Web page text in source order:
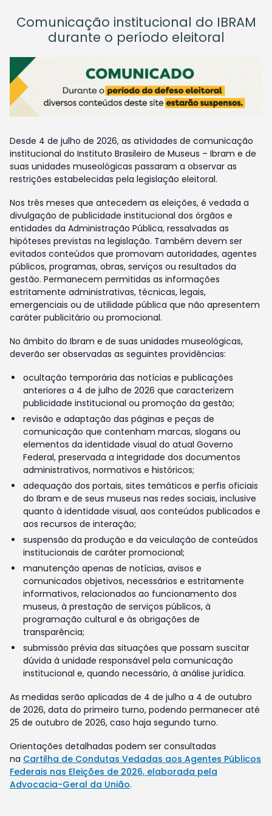
Comunicação institucional do IBRAM
durante o período eleitoral
Desde 4 de julho de 2026, as atividades de comunicação
institucional do Instituto Brasileiro de Museus – Ibram e de
suas unidades museológicas passaram a observar as
restrições estabelecidas pela legislação eleitoral.
Nos três meses que antecedem as eleições, é vedada a
divulgação de publicidade institucional dos órgãos e
entidades da Administração Pública, ressalvadas as
hipóteses previstas na legislação. Também devem ser
evitados conteúdos que promovam autoridades, agentes
públicos, programas, obras, serviços ou resultados da
gestão. Permanecem permitidas as informações
estritamente administrativas, técnicas, legais,
emergenciais ou de utilidade pública que não apresentem
caráter publicitário ou promocional.
No âmbito do Ibram e de suas unidades museológicas,
deverão ser observadas as seguintes providências:
ocultação temporária das notícias e publicações
anteriores a 4 de julho de 2026 que caracterizem
publicidade institucional ou promoção da gestão;
revisão e adaptação das páginas e peças de
comunicação que contenham marcas, slogans ou
elementos da identidade visual do atual Governo
Federal, preservada a integridade dos documentos
administrativos, normativos e históricos;
adequação dos portais, sites temáticos e perfis oficiais
do Ibram e de seus museus nas redes sociais, inclusive
quanto à identidade visual, aos conteúdos publicados e
aos recursos de interação;
suspensão da produção e da veiculação de conteúdos
institucionais de caráter promocional;
manutenção apenas de notícias, avisos e
comunicados objetivos, necessários e estritamente
informativos, relacionados ao funcionamento dos
museus, à prestação de serviços públicos, à
programação cultural e às obrigações de
transparência;
submissão prévia das situações que possam suscitar
dúvida à unidade responsável pela comunicação
institucional e, quando necessário, à análise jurídica.
As medidas serão aplicadas de 4 de julho a 4 de outubro
de 2026, data do primeiro turno, podendo permanecer até
25 de outubro de 2026, caso haja segundo turno.
Orientações detalhadas podem ser consultadas
na Cartilha de Condutas Vedadas aos Agentes Públicos
Federais nas Eleições de 2026, elaborada pela
Advocacia-Geral da União.